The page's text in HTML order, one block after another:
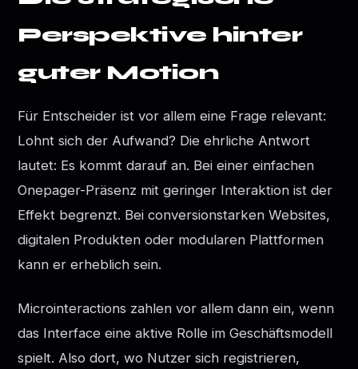
Perspektive hinter
guter Motion
Für Entscheider ist vor allem eine Frage relevant:
Lohnt sich der Aufwand? Die ehrliche Antwort
lautet: Es kommt darauf an. Bei einer einfachen
Onepager-Präsenz mit geringer Interaktion ist der
Effekt begrenzt. Bei conversionstarken Websites,
digitalen Produkten oder modularen Plattformen
kann er erheblich sein.
Microinteractions zahlen vor allem dann ein, wenn
das Interface eine aktive Rolle im Geschäftsmodell
spielt. Also dort, wo Nutzer sich registrieren,